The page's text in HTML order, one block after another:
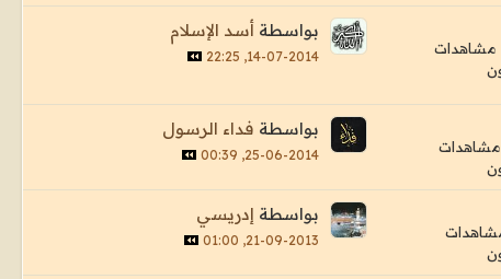
بواسطة أسد الإسلام
14-07-2014, 22:25
بواسطة فداء الرسول
25-06-2014, 00:39
بواسطة إدريسي
21-09-2013, 01:00